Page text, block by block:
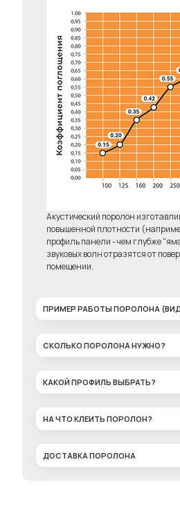
Акустический поролон
повышенной плотности
профиль панели - чем глубже
звуковых волн отразятся от
помещении.
ПРИМЕР РАБОТЫ ПОРОЛОНА
СКОЛЬКО ПОРОЛОНА НУЖНО?
КАКОЙ ПРОФИЛЬ ВЫБРАТЬ?
НА ЧТО КЛЕИТЬ ПОРОЛОН?
ДОСТАВКА ПОРОЛОНА